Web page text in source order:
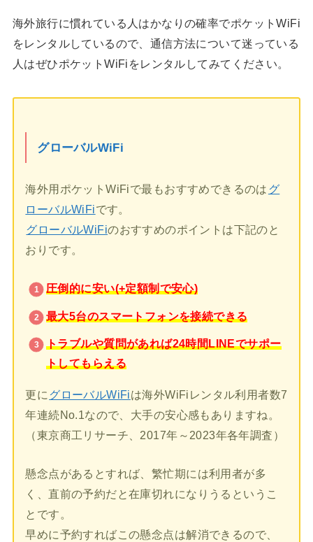
海外旅行に慣れている人はかなりの確率でポケットWiFi
をレンタルしているので、通信方法について迷っている
人はぜひポケットWiFiをレンタルしてみてください。
グローバルWiFi
海外用ポケットWiFiで最もおすすめできるのは グ
ローバルWiFiです。
グローバルWiFiのおすすめのポイントは下記のと
おりです。
圧倒的に安い(+定額制で安心)
最大5台のスマートフォンを接続できる
トラブルや質問があれば24時間LINEでサポー
トしてもらえる
更に グローバルWiFiは海外WiFiレンタル利用者数7
年連続No.1なので、大手の安心感もありますね。
（東京商工リサーチ、2017年～2023年各年調査）
懸念点があるとすれば、繁忙期には利用者が多
く、直前の予約だと在庫切れになりうるというこ
とです。
早めに予約すればこの懸念点は解消できるので、